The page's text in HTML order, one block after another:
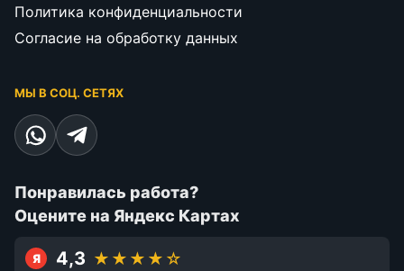
Политика конфиденциальности
Согласие на обработку данных
МЫ В СОЦ. СЕТЯХ
Понравилась работа?
Оцените на Яндекс Картах
Я 4,3 ★★★★☆